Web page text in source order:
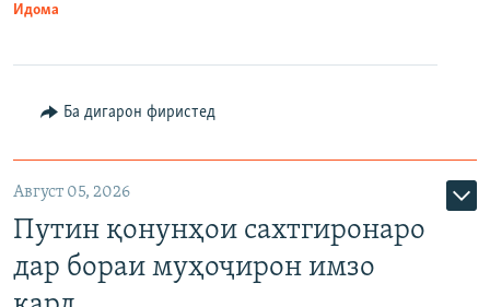
Идома
Ба дигарон фиристед
Август 05, 2026
Путин қонунҳои сахтгиронаро
дар бораи муҳоҷирон имзо